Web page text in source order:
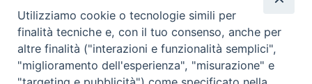
Cancelleria (richiesta documenti):
canc.curia.iglesias@tiscali.it
Comunicazione & media (ufficio stampa):
ucs.iglesias@gmail.com
Utilizziamo cookie o tecnologie simili per
finalità tecniche e, con il tuo consenso, anche per
altre finalità ("interazioni e funzionalità semplici",
"miglioramento dell'esperienza", "misurazione" e